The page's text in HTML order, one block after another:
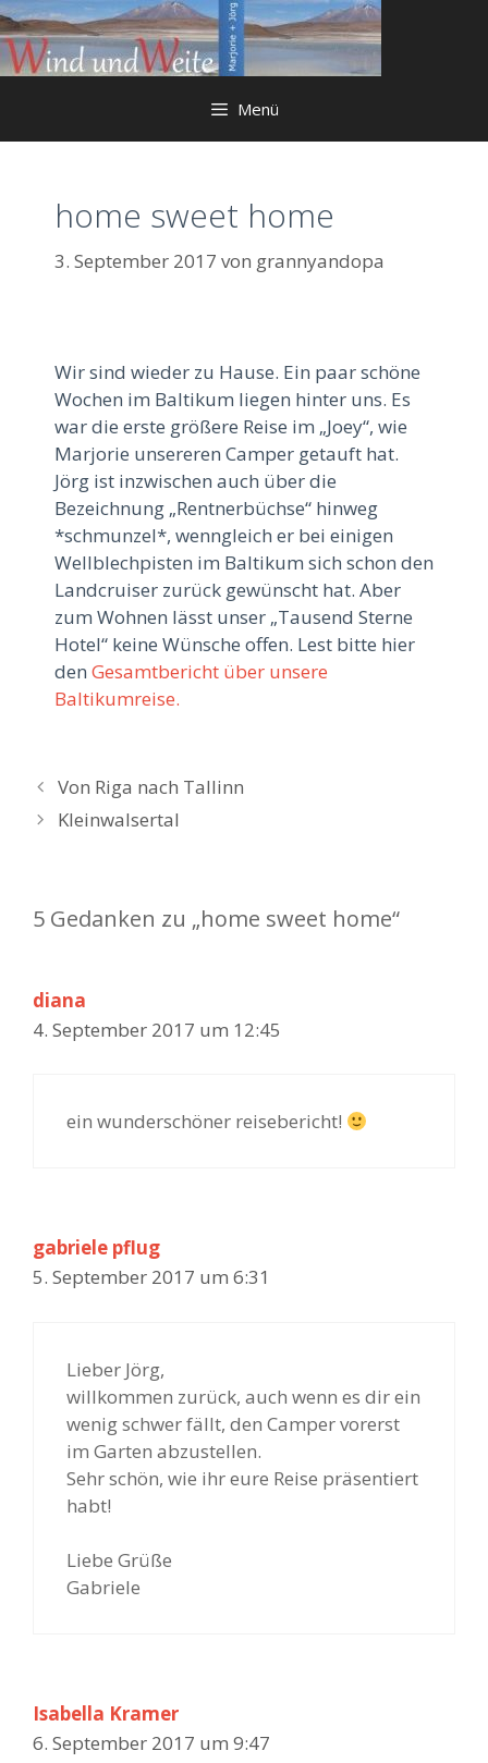
Springe
zum
Inhalt
Menü
home sweet home
3. September 2017 von grannyandopa
Wir sind wieder zu Hause. Ein paar schöne
Wochen im Baltikum liegen hinter uns. Es
war die erste größere Reise im „Joey“, wie
Marjorie unsereren Camper getauft hat.
Jörg ist inzwischen auch über die
Bezeichnung „Rentnerbüchse“ hinweg
*schmunzel*, wenngleich er bei einigen
Wellblechpisten im Baltikum sich schon den
Landcruiser zurück gewünscht hat. Aber
zum Wohnen lässt unser „Tausend Sterne
Hotel“ keine Wünsche offen. Lest bitte hier
den Gesamtbericht über unsere
Baltikumreise.
B
e
a
-
N
o
n
Von Riga nach Tallinn
Kleinwalsertal
5 Gedanken zu „home sweet home“
diana
4. September 2017 um 12:45
ein wunderschöner reisebericht!
gabriele pflug
5. September 2017 um 6:31
Lieber Jörg,
willkommen zurück, auch wenn es dir ein
wenig schwer fällt, den Camper vorerst
im Garten abzustellen.
Sehr schön, wie ihr eure Reise präsentiert
habt!
Liebe Grüße
Gabriele
Isabella Kramer
6. September 2017 um 9:47